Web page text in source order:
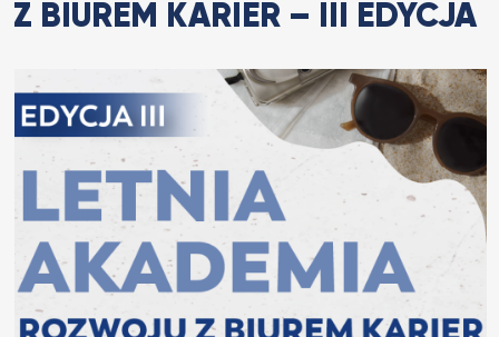
Z BIUREM KARIER – III EDYCJA